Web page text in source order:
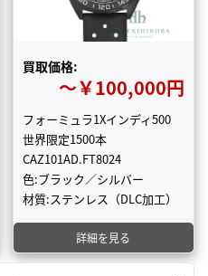
買取価格:
〜￥100,000円
フォーミュラ1Xインディ500
世界限定1500本
CAZ101AD.FT8024
色:ブラック／シルバー
材質:ステンレス（DLC加工）
詳細を見る